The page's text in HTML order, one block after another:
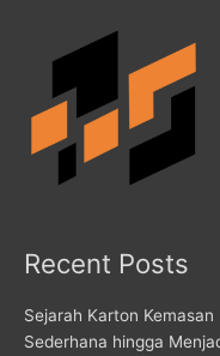
Recent Posts
Sejarah Karton
Sederhana hingga